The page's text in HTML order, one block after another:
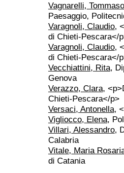
Vagnarelli, Tommaso
Paesaggio,
Varagnoli, Claudio,
di Chieti-Pescara</
Varagnoli, Claudio,
di Chieti-Pescara</
Vecchiattini, Rita,
Genova
Verazzo, Clara,
Chieti-Pescara</p>
Versaci, Antonella,
Vigliocco, Elena,
Villari, Alessandro,
Calabria
Vitale, Maria
di Catania